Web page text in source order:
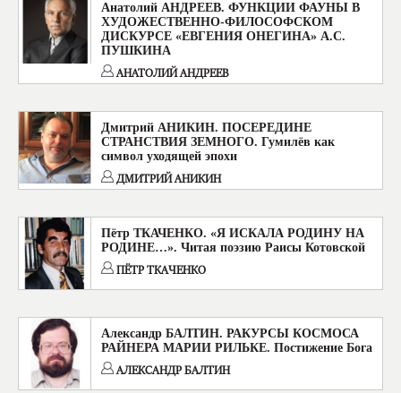
Анатолий АНДРЕЕВ. ФУНКЦИИ ФАУНЫ В
ХУДОЖЕСТВЕННО-ФИЛОСОФСКОМ
ДИСКУРСЕ «ЕВГЕНИЯ ОНЕГИНА» А.С.
ПУШКИНА
АНАТОЛИЙ АНДРЕЕВ
Дмитрий АНИКИН. ПОСЕРЕДИНЕ
СТРАНСТВИЯ ЗЕМНОГО. Гумилёв как
символ уходящей эпохи
ДМИТРИЙ АНИКИН
Пётр ТКАЧЕНКО. «Я ИСКАЛА РОДИНУ НА
РОДИНЕ…». Читая поэзию Раисы Котовской
ПЁТР ТКАЧЕНКО
Александр БАЛТИН. РАКУРСЫ КОСМОСА
РАЙНЕРА МАРИИ РИЛЬКЕ. Постижение Бога
АЛЕКСАНДР БАЛТИН